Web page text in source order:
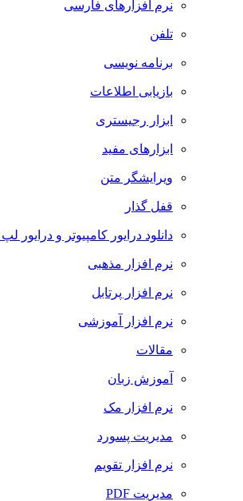
نرم افزارهای فارسی
تلفن
برنامه نویسی
بازیابی اطلاعات
ابزار رجیستری
ابزارهای مفید
ویرایشگر متن
قفل گذار
دانلود درایور کامپیوتر و درایور لپ تاپ
نرم افزار مذهبی
نرم افزار پرتابل
نرم افزار آموزشی
مقالات
آموزش زبان
نرم افزار مک
مدیریت پسورد
نرم افزار تقویم
مدیریت PDF